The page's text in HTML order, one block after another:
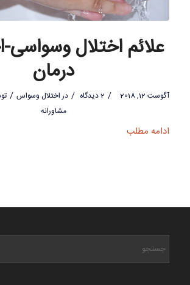
علائم اختلال وسواسی-
درمان
آگوست 12, 2018 / 2 دیدگاه / دراختلال وسواس /
مشاورانه
ادامه مطلب